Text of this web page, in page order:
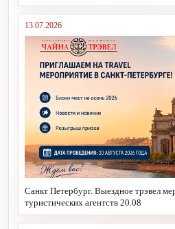
13.07.2026
Санкт Петербург. Выездное трэвел
туристических агентств 20.08